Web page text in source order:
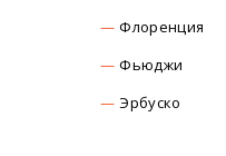
Флоренция
Фьюджи
Эрбуско